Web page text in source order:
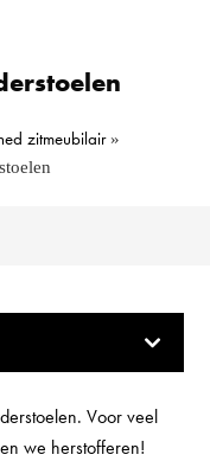
zitmeubilair»
Voor veel
we herstofferen!